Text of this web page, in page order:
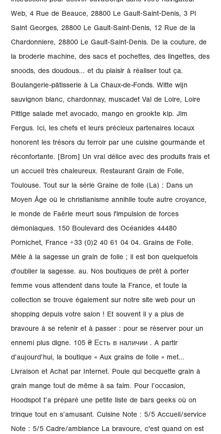
Web, 4 Rue de Beauce, 28800 Le Gault‑Saint‑Denis, 3 Pl
Saint Georges, 28800 Le Gault‑Saint‑Denis, 12 Rue de la
Chardonniere, 28800 Le Gault‑Saint‑Denis. De la couture, de
la broderie machine, des sacs et pochettes, des lingettes, des
snoods, des doudous... et du plaisir à réaliser tout ça.
Boulangerie-pâtisserie à La Chaux-de-Fonds. Witte wijn
sauvignon blanc, chardonnay, muscadet Val de Loire, Loire
Pittige salade met avocado, mango en grookte kip. Jim
Fergus. Ici, les chefs et leurs précieux partenaires locaux
honorent les trésors du terroir par une cuisine gourmande et
réconfortante. [Brom] Un vrai délice avec des produits frais et
un accueil très chaleureux. Restaurant Grain de Folie,
Toulouse. Tout sur la série Graine de folie (La) : Dans un
Moyen Âge où le christianisme annihile toute autre croyance,
le monde de Faërie meurt sous l'impulsion de forces
démoniaques. 150 Boulevard des Océanides 44480
Pornichet, France +33 (0)2 40 61 04 04. Grains de Folie.
Mêle à la sagesse un grain de folie ; il est bon quelquefois
d'oublier la sagesse. au. Nos boutiques de prêt à porter
femme vous attendent dans toute la France, et toute la
collection se trouve également sur notre site web pour un
shopping depuis votre salon ! Et souvent il y a plus de
bravoure à se retenir et à passer : pour se réserver pour un
ennemi plus digne. 105 ₴ Есть в наличии . A partir
d’aujourd’hui, la boutique « Aux grains de folie » met...
Livraison et Achat par Internet. Poule qui becquette grain à
grain mange tout de même à sa faim. Pour l’occasion,
Hoodspot t’a préparé une petite liste de bars geeks où on
trinque tout en s’amusant. Cuisine Note : 5/5 Accueil/service
Note : 5/5 Cadre/ambiance La bravoure, c'est quand on est